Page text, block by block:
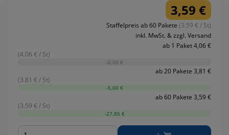
3,59 €
Staffelpreis ab 60 Pakete (3.59 € / St)
inkl. MwSt. & zzgl. Versand
ab 1 Paket 4,06 €
(4.06 € / St)
-0,00 €
ab 20 Pakete 3,81 €
(3.81 € / St)
-5,00 €
ab 60 Pakete 3,59 €
(3.59 € / St)
-27,85 €
Menge